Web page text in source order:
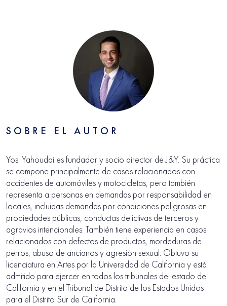
SOBRE EL AUTOR
Yosi Yahoudai es fundador y socio director de J&Y. Su práctica
se compone principalmente de casos relacionados con
accidentes de automóviles y motocicletas, pero también
representa a personas en demandas por responsabilidad en
locales, incluidas demandas por condiciones peligrosas en
propiedades públicas, conductas delictivas de terceros y
agravios intencionales. También tiene experiencia en casos
relacionados con defectos de productos, mordeduras de
perros, abuso de ancianos y agresión sexual. Obtuvo su
licenciatura en Artes por la Universidad de California y está
admitido para ejercer en todos los tribunales del estado de
California y en el Tribunal de Distrito de los Estados Unidos
para el Distrito Sur de California.